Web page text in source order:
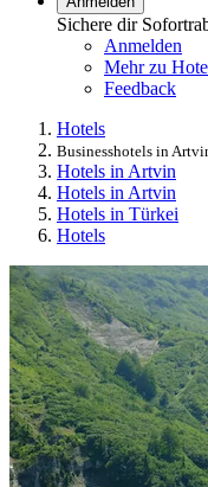
Sichere dir
Anmelden
Mehr zu
Feedback
Hotels
Businesshotels in
Hotels in Artvin
Hotels in Artvin
Hotels in Türkei
Hotels